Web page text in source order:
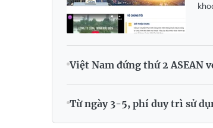
Việt Nam đứng thứ 2
Từ ngày 3-5, phí duy trì sử